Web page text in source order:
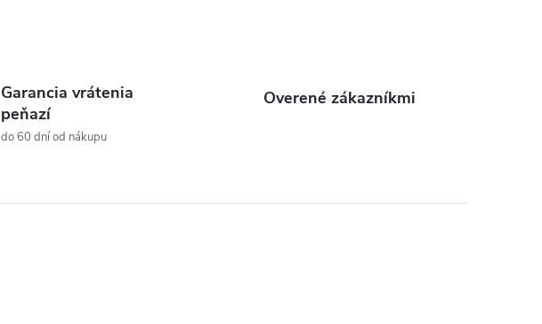
Garancia vrátenia
peňazí
do 60 dní od nákupu
Overené zákazníkmi